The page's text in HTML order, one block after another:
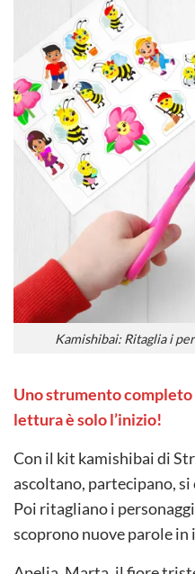
Kamishibai: Ritaglia i
Uno strumento completo
lettura è solo l’inizio!
Con il kit kamishibai di
ascoltano, partecipano,
Poi ritagliano i
scoprono nuove parole in